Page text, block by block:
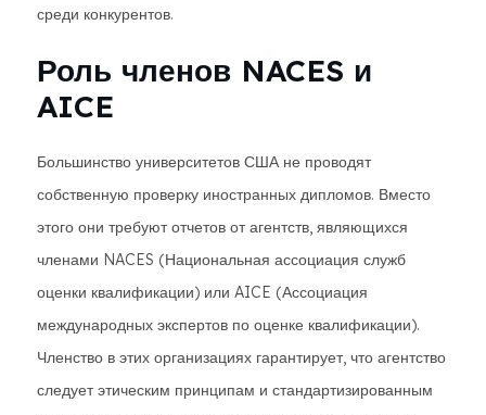
среди конкурентов.
Роль членов NACES и
AICE
Большинство университетов США не проводят
собственную проверку иностранных дипломов. Вместо
этого они требуют отчетов от агентств, являющихся
членами NACES (Национальная ассоциация служб
оценки квалификации) или AICE (Ассоциация
международных экспертов по оценке квалификации).
Членство в этих организациях гарантирует, что агентство
следует этическим принципам и стандартизированным